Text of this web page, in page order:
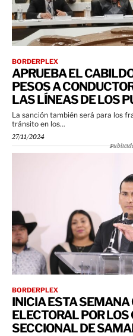
BORDERPLEX
APRUEBA EL
PESOS A
LAS LÍNEAS DE LOS
La sanción también será para los
tránsito en los...
27/11/2024
BORDERPLEX
INICIA ESTA
ELECTORAL POR
SECCIONAL DE